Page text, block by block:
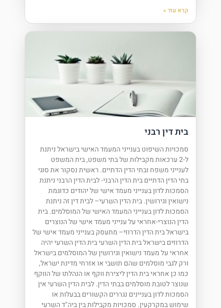
קרא עוד »
בית דין רבני
סמכויות השיפוט בענייני המעמד האישי בישראל ניתנת
ל-2 ערכאות מקבילות של בתי משפט, בית המשפט
לענייני משפח ובתי הדין הדתיים. ראשית נסקור את סוגי
בתי הדין הדתיים בית הדין הרבני- לבית הדין הרבני ניתנת
הסמכות לדון בענייני מעמד אישי של יהודים כדוגמת
נישואין וגירושין. בית הדין השרעי– לבית דין זה ניתנת
הסמכות לדון בענייני המעמד האישי של המוסלמים. בית
הדין הנוצרי-אחראי על ענייני מעמד אישי של הנוצרים
בישראל בית הדין הדרוזי– מתעסק בענייני מעמד אישי של
הדרוזים בישראל בית הדין השרעי בית הדין השרעי יהיה
אחראי על מעמד נישואין וגירושין של המוסלמים בישראל
ורק לגבי מוסלמים שהם תושבי או אזרחי מדינת ישראל,
כמו כן אחראי בית הדין ליצירת ווקף או הנהלתו של הווקף
שנוצר לטובת מוסלמים בבתי הדין. לבית הדין השרעי אין
הסמכות לדון בעניינים נגררים הקשורים בבעלות או
שימוש במקרקעין. סמכויות מקבילות בין ביה"ד השרעי